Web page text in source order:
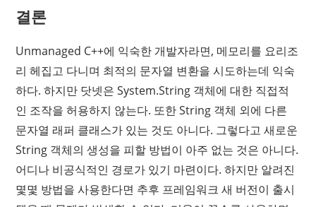
결론
Unmanaged C++에 익숙한 개발자라면, 메모리를 요리조
리 헤집고 다니며 최적의 문자열 변환을 시도하는데 익숙
하다. 하지만 닷넷은 System.String 객체에 대한 직접적
인 조작을 허용하지 않는다. 또한 String 객체 외에 다른
문자열 래퍼 클래스가 있는 것도 아니다. 그렇다고 새로운
String 객체의 생성을 피할 방법이 아주 없는 것은 아니다.
어디나 비공식적인 경로가 있기 마련이다. 하지만 알려진
몇몇 방법을 사용한다면 추후 프레임워크 새 버전이 출시